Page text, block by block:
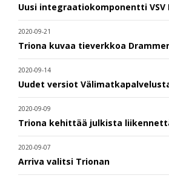
Uusi integraatiokomponentti VSV
2020-09-21
Triona kuvaa tieverkkoa
2020-09-14
Uudet versiot
2020-09-09
Triona kehittää julkista
2020-09-07
Arriva valitsi Trionan